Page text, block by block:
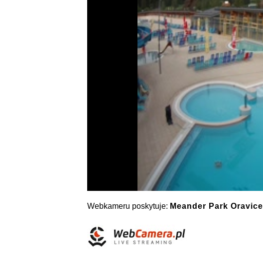
Webkameru poskytuje: Meander Park Oravice